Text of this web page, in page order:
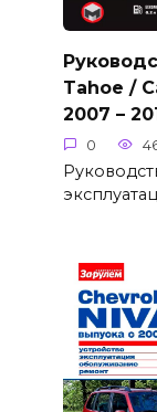
Tahoe /
2007 –
0